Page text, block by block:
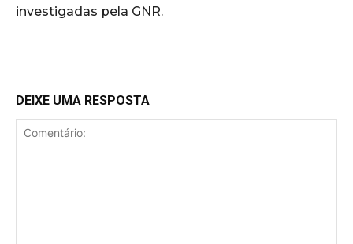
investigadas pela GNR.
DEIXE UMA RESPOSTA